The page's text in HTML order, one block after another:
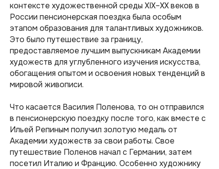
контексте художественной среды XIX–XX веков в
России пенсионерская поездка была особым
этапом образования для талантливых художников.
Это было путешествие за границу,
предоставляемое лучшим выпускникам Академии
художеств для углубленного изучения искусства,
обогащения опытом и освоения новых тенденций в
мировой живописи.
Что касается Василия Поленова, то он отправился
в пенсионерскую поездку после того, как вместе с
Ильей Репиным получил золотую медаль от
Академии художеств за свои работы. Свое
путешествие Поленов начал с Германии, затем
посетил Италию и Францию. Особенно художнику